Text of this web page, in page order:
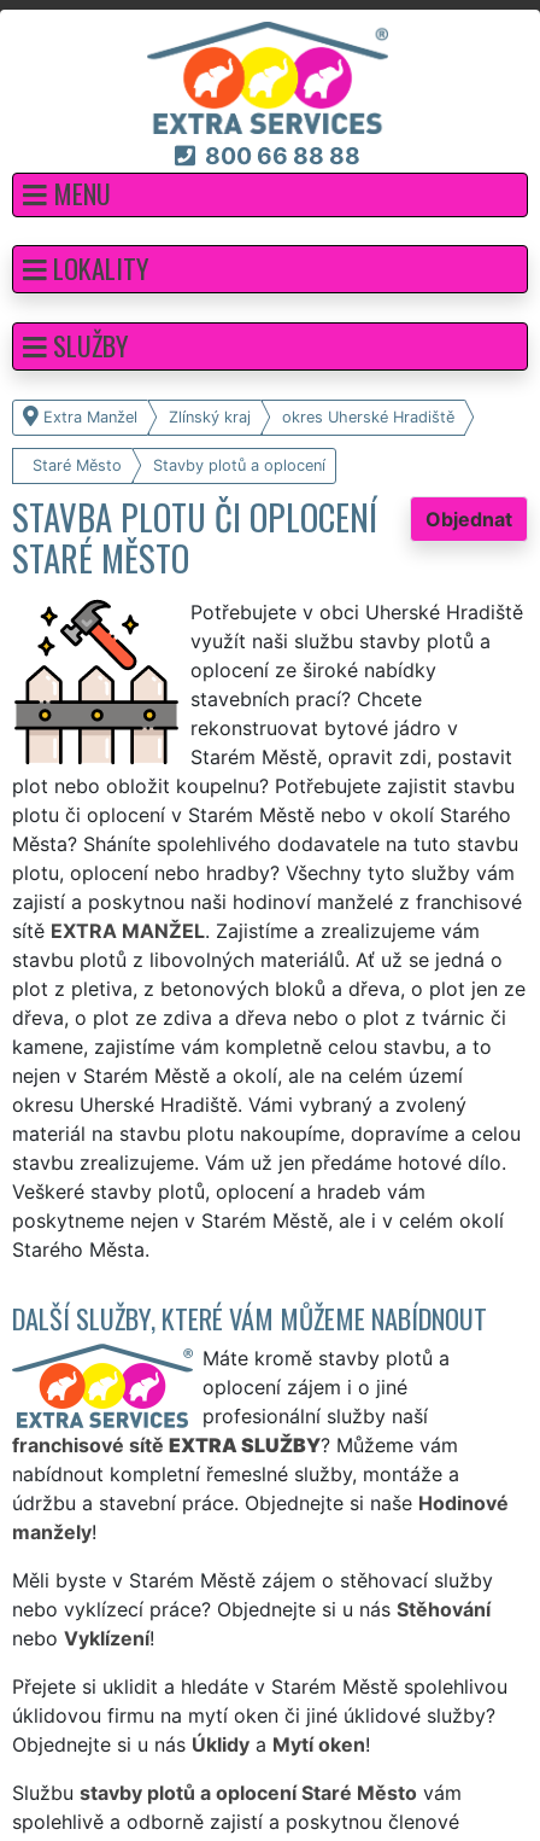
800 66 88 88
MENU
Extra Manžel Zlínský kraj okres Uherské Hradiště
Staré Město Stavby plotů a oplocení
Objednat
STAVBA PLOTU ČI OPLOCENÍ
STARÉ MĚSTO
Potřebujete v obci Uherské Hradiště
využít naši službu stavby plotů a
oplocení ze široké nabídky
stavebních prací? Chcete
rekonstruovat bytové jádro v
Starém Městě, opravit zdi, postavit
plot nebo obložit koupelnu? Potřebujete zajistit stavbu
plotu či oplocení v Starém Městě nebo v okolí Starého
Města? Sháníte spolehlivého dodavatele na tuto stavbu
plotu, oplocení nebo hradby? Všechny tyto služby vám
zajistí a poskytnou naši hodinoví manželé z franchisové
sítě EXTRA MANŽEL. Zajistíme a zrealizujeme vám
stavbu plotů z libovolných materiálů. Ať už se jedná o
plot z pletiva, z betonových bloků a dřeva, o plot jen ze
dřeva, o plot ze zdiva a dřeva nebo o plot z tvárnic či
kamene, zajistíme vám kompletně celou stavbu, a to
nejen v Starém Městě a okolí, ale na celém území
okresu Uherské Hradiště. Vámi vybraný a zvolený
materiál na stavbu plotu nakoupíme, dopravíme a celou
stavbu zrealizujeme. Vám už jen předáme hotové dílo.
Veškeré stavby plotů, oplocení a hradeb vám
poskytneme nejen v Starém Městě, ale i v celém okolí
Starého Města.
DALŠÍ SLUŽBY, KTERÉ VÁM MŮŽEME NABÍDNOUT
Máte kromě stavby plotů a
oplocení zájem i o jiné
profesionální služby naší
franchisové sítě EXTRA SLUŽBY? Můžeme vám
nabídnout kompletní řemeslné služby, montáže a
údržbu a stavební práce. Objednejte si naše Hodinové
manžely!
Měli byste v Starém Městě zájem o stěhovací služby
nebo vyklízecí práce? Objednejte si u nás Stěhování
nebo Vyklízení!
Přejete si uklidit a hledáte v Starém Městě spolehlivou
úklidovou firmu na mytí oken či jiné úklidové služby?
Objednejte si u nás Úklidy a Mytí oken!
Službu stavby plotů a oplocení Staré Město vám
spolehlivě a odborně zajistí a poskytnou členové
LOKALITY
SLUŽBY